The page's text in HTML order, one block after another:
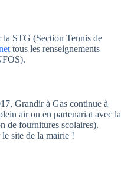
la STG (Section Tennis de
tous les renseignements
Grandir à Gas continue à
air ou en partenariat avec la
de fournitures scolaires).
site de la mairie !